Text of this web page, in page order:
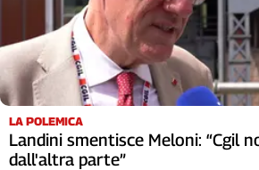
Sassolino
Linea
Economica
Tech
It
Easy
LA POLEMICA
Landini smentisce Meloni: “Cgil
dall'altra parte”